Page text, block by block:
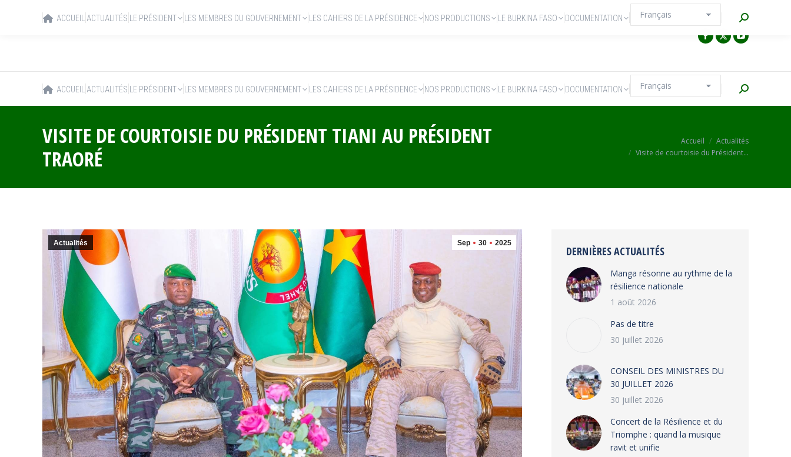
ACCUEIL ACTUALITÉS LE PRÉSIDENT LES MEMBRES DU GOUVERNEMENT LES CAHIERS DE LA PRÉSIDENCE NOS PRODUCTIONS LE BURKINA FASO DOCUMENTATION Recherche
VISITE DE COURTOISIE DU PRÉSIDENT TIANI AU PRÉSIDENT
TRAORÉ
Accueil
Actualités
Visite de courtoisie du Président…
Sep 30 2025
Actualités
DERNIÈRES ACTUALITÉS
Manga résonne au rythme de la
résilience nationale
1 août 2026
Pas de titre
30 juillet 2026
CONSEIL DES MINISTRES DU
30 JUILLET 2026
30 juillet 2026
‎​Concert de la Résilience et du
Triomphe : quand la musique
ravit et unifie
ACCUEIL ACTUALITÉS LE PRÉSIDENT LES MEMBRES DU GOUVERNEMENT LES CAHIERS DE LA PRÉSIDENCE NOS PRODUCTIONS LE BURKINA FASO DOCUMENTATION Recherche